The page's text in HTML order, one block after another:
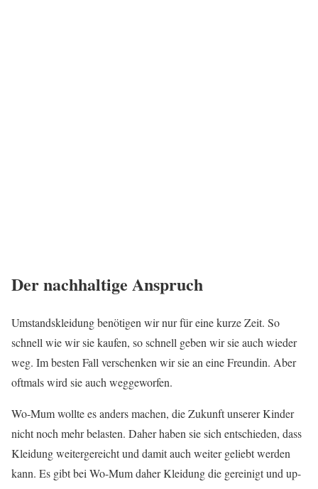
Der nachhaltige Anspruch
Umstandskleidung benötigen wir nur für eine kurze Zeit. So
schnell wie wir sie kaufen, so schnell geben wir sie auch wieder
weg. Im besten Fall verschenken wir sie an eine Freundin. Aber
oftmals wird sie auch weggeworfen.
Wo-Mum wollte es anders machen, die Zukunft unserer Kinder
nicht noch mehr belasten. Daher haben sie sich entschieden, dass
Kleidung weitergereicht und damit auch weiter geliebt werden
kann. Es gibt bei Wo-Mum daher Kleidung die gereinigt und up-